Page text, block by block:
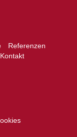
Referenzen
Kontakt